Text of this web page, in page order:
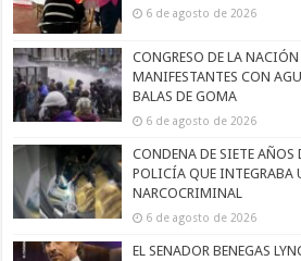
6 de agosto de 2026
CONGRESO DE LA
MANIFESTANTES CON
BALAS DE GOMA
6 de agosto de 2026
CONDENA DE SIETE AÑOS
POLICÍA QUE INTEGRABA
NARCOCRIMINAL
6 de agosto de 2026
EL SENADOR BENEGAS